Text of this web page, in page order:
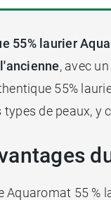
55% laurier
, avec
55%
de peaux, y
Aquaromat 55 %